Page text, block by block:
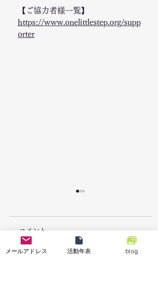
【ご協力者様一覧】
https://www.onelittlestep.org/supp
orter
コメント
メールアドレス 活動年表 blog